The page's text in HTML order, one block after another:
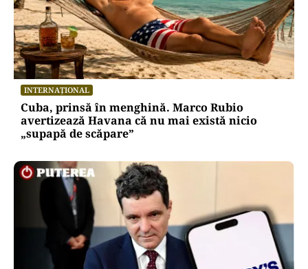
INTERNAȚIONAL
Cuba, prinsă în menghină. Marco Rubio
avertizează Havana că nu mai există nicio
„supapă de scăpare”